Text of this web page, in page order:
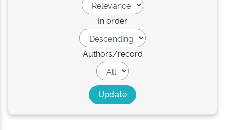
In order
Authors/record